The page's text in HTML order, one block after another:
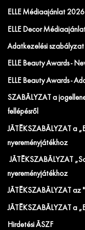
ELLE Médiaajánlat 2026
ELLE Decor
Adatkezelési szabályzat
ELLE Beauty Awards -
ELLE Beauty Awards -
SZABÁLYZAT a
fellépésről
JÁTÉKSZABÁLYZAT a
nyereményjátékhoz
JÁTÉKSZABÁLYZAT
nyereményjátékhoz
JÁTÉKSZABÁLYZAT az
JÁTÉKSZABÁLYZAT a
Hirdetési ÁSZF